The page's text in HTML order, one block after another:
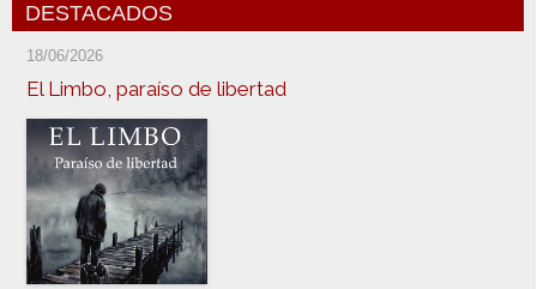
DESTACADOS
18/06/2026
El Limbo, paraíso de libertad